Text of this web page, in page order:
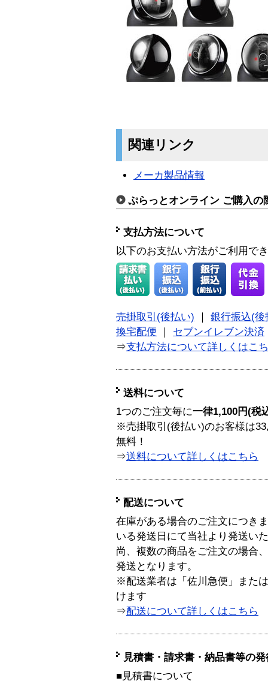
関連リンク
メーカ製品情報
ぷらっとオンライン ご購入の
支払方法について
以下のお支払い方法がご利用で
売掛取引(後払い) ｜ 銀行振込(後
換宅配便 ｜ セブンイレブン決済
⇒支払方法について詳しくはこ
送料について
1つのご注文毎に一律1,100円(税
※売掛取引(後払い)のお客様は
無料！
⇒送料について詳しくはこちら
配送について
在庫がある場合のご注文につき
いる発送日にて当社より発送い
尚、複数の商品をご注文の場合
発送となります。
※配送業者は「佐川急便」また
けます
⇒配送について詳しくはこちら
見積書・請求書・納品書等の
■見積書について